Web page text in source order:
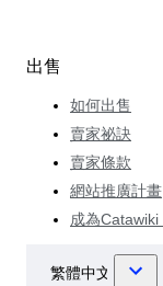
出售
如何出售
賣家祕訣
賣家條款
網站推廣計畫
成為Catawiki